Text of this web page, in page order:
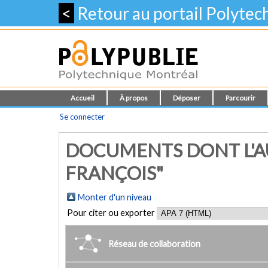
< Retour au portail
Accueil À propos Déposer Parcourir
Se connecter
DOCUMENTS DONT
FRANÇOIS"
Monter d'un niveau
Pour citer ou exporter
Réseau de collaboration